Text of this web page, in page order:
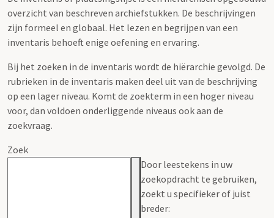
overzicht van beschreven archiefstukken. De beschrijvingen
zijn formeel en globaal. Het lezen en begrijpen van een
inventaris behoeft enige oefening en ervaring.
Bij het zoeken in de inventaris wordt de hiërarchie gevolgd. De
rubrieken in de inventaris maken deel uit van de beschrijving
op een lager niveau. Komt de zoekterm in een hoger niveau
voor, dan voldoen onderliggende niveaus ook aan de
zoekvraag.
Zoek
Door leestekens in uw
zoekopdracht te gebruiken,
zoekt u specifieker of juist
breder: